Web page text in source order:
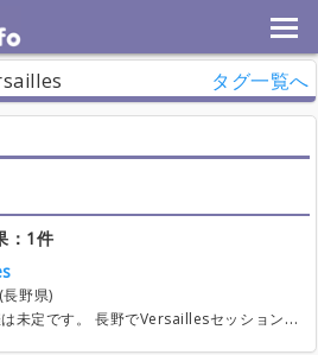
タグ一覧へ
：1件
野県)
ちあげてみました。 開催できるかどうかは、人の集まり次第です。 開催場所などもそこから検討します。 すぐに開催できるわけではないので、 そんなイベントあったら参加するぜ！ 的な気持ちでいてもらえれば助かります。